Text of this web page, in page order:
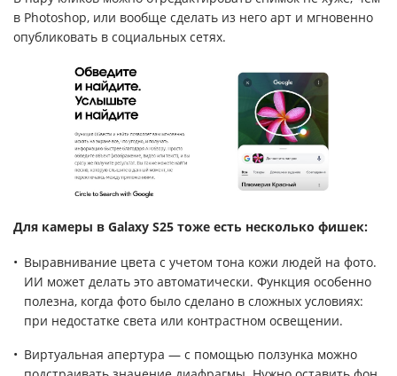
в Photoshop, или вообще сделать из него арт и мгновенно
опубликовать в социальных сетях.
Для камеры в Galaxy S25 тоже есть несколько фишек:
Выравнивание цвета с учетом тона кожи людей на фото.
ИИ может делать это автоматически. Функция особенно
полезна, когда фото было сделано в сложных условиях:
при недостатке света или контрастном освещении.
Виртуальная апертура — с помощью ползунка можно